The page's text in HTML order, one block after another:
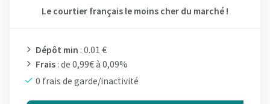
Le courtier français le moins cher du marché !
Dépôt min : 0.01 €
Frais : de 0,99€ à 0,09%
0 frais de garde/inactivité